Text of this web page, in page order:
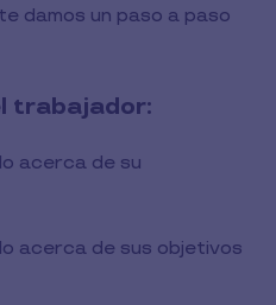
damos un paso a paso
trabajador:
acerca de su
acerca de sus objetivos